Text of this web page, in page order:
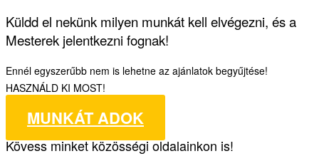
Küldd el nekünk milyen munkát kell elvégezni, és a
Mesterek jelentkezni fognak!
Ennél egyszerűbb nem is lehetne az ajánlatok begyűjtése!
HASZNÁLD KI MOST!
MUNKÁT ADOK
Kövess minket közösségi oldalainkon is!